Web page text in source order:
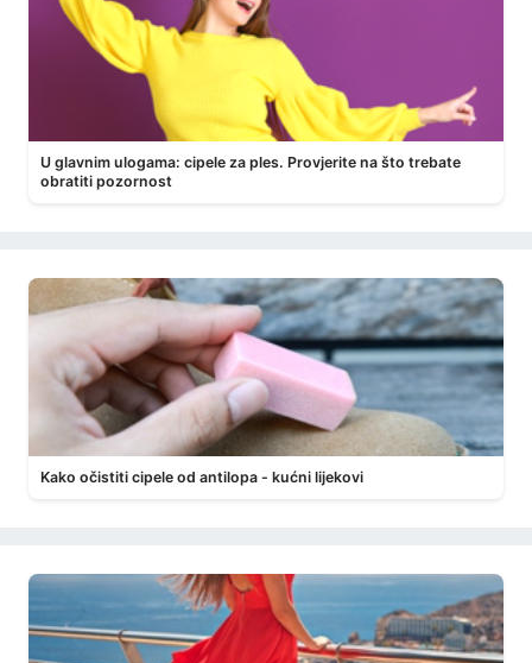
U glavnim ulogama: cipele za ples. Provjerite na što trebate
obratiti pozornost
Kako očistiti cipele od antilopa - kućni lijekovi